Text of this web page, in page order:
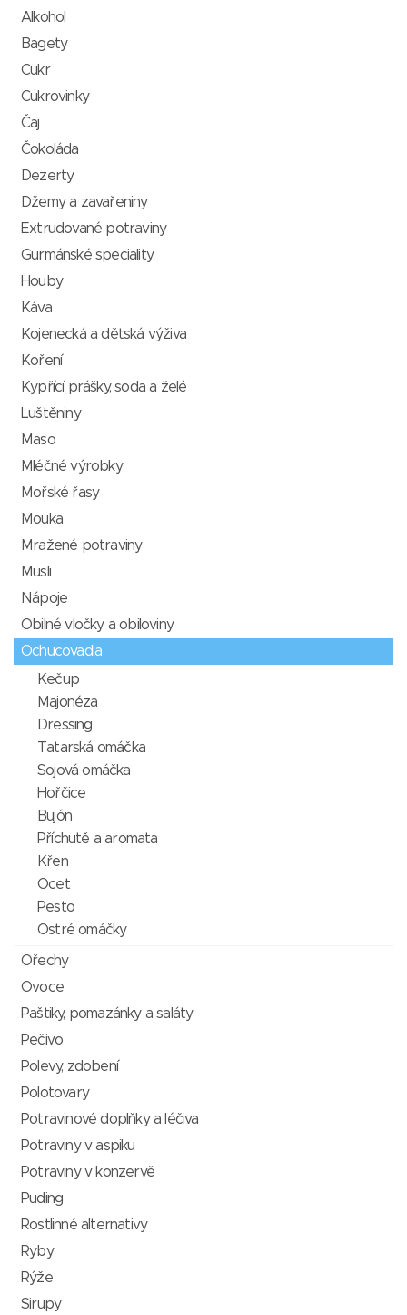
Alkohol
Bagety
Cukr
Cukrovinky
Čaj
Čokoláda
Dezerty
Džemy a zavařeniny
Extrudované potraviny
Gurmánské speciality
Houby
Káva
Kojenecká a dětská výživa
Koření
Kypřící prášky, soda a želé
Luštěniny
Maso
Mléčné výrobky
Mořské řasy
Mouka
Mražené potraviny
Müsli
Nápoje
Obilné vločky a obiloviny
Ochucovadla
Kečup
Majonéza
Dressing
Tatarská omáčka
Sojová omáčka
Hořčice
Bujón
Příchutě a aromata
Křen
Ocet
Pesto
Ostré omáčky
Ořechy
Ovoce
Paštiky, pomazánky a saláty
Pečivo
Polevy, zdobení
Polotovary
Potravinové doplňky a léčiva
Potraviny v aspiku
Potraviny v konzervě
Puding
Rostlinné alternativy
Ryby
Rýže
Sirupy